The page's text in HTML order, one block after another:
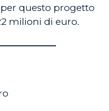
questo progetto
milioni di euro.